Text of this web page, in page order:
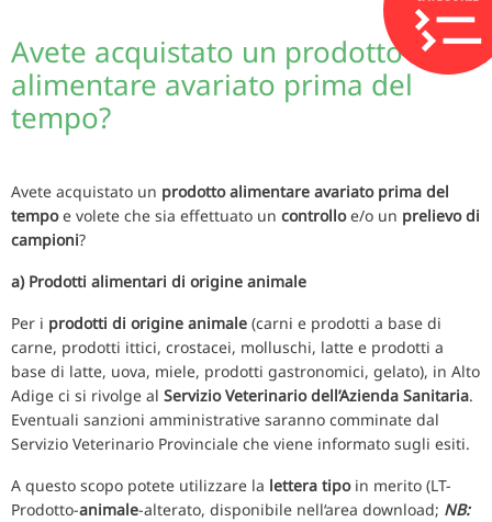
Avete acquistato un prodotto
alimentare avariato prima del
tempo?
Avete acquistato un prodotto alimentare avariato prima del
tempoe volete che sia effettuato un controlloe/o un prelievo di
campioni?
a) Prodotti alimentari di origine animale
Per i prodotti di origine animale (carni e prodotti a base di
carne, prodotti ittici, crostacei, molluschi, latte e prodotti a
base di latte, uova, miele, prodotti gastronomici, gelato), in Alto
Adige ci si rivolge al Servizio Veterinario dell’Azienda Sanitaria.
Eventuali sanzioni amministrative saranno comminate dal
Servizio Veterinario Provinciale che viene informato sugli esiti.
A questo scopo potete utilizzare la lettera tipoin merito (LT-
Prodotto-animale-alterato, disponibile nell‘area download; NB: